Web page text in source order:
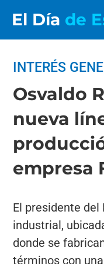
El Día de
INTERÉS
Osvaldo
nueva
empresa
El presidente del
industrial,
donde se
términos con